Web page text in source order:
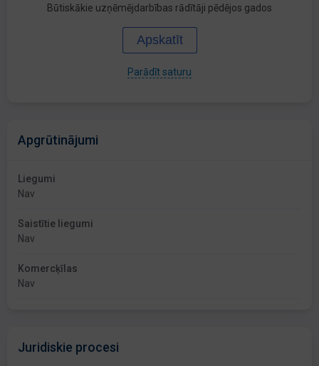
Būtiskākie uzņēmējdarbības rādītāji pēdējos gados
Apskatīt
Parādīt saturu
Apgrūtinājumi
Liegumi
Nav
Saistītie liegumi
Nav
Komercķīlas
Nav
Juridiskie procesi